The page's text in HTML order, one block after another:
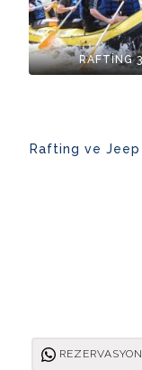
RAFTİNG
Rafting ve Jeep
REZERVASYON